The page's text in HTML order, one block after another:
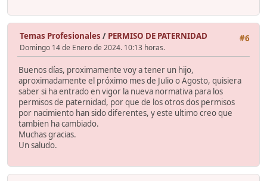
#6
Temas Profesionales / PERMISO DE PATERNIDAD
Domingo 14 de Enero de 2024. 10:13 horas.
Buenos días, proximamente voy a tener un hijo,
aproximadamente el próximo mes de Julio o Agosto, quisiera
saber si ha entrado en vigor la nueva normativa para los
permisos de paternidad, por que de los otros dos permisos
por nacimiento han sido diferentes, y este ultimo creo que
tambien ha cambiado.
Muchas gracias.
Un saludo.